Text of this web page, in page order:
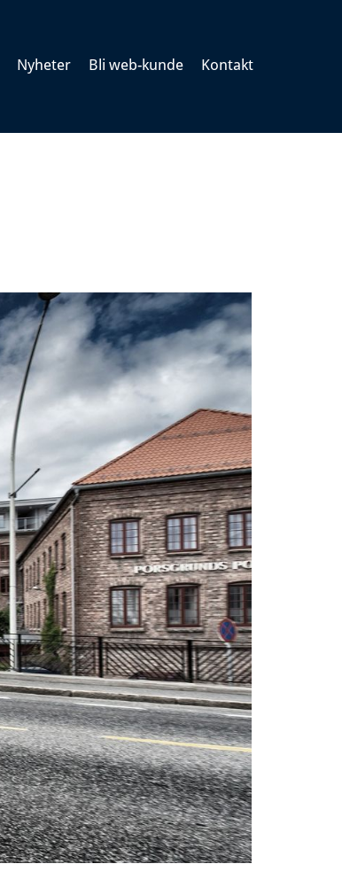
Nyheter Bli web-kunde Kontakt